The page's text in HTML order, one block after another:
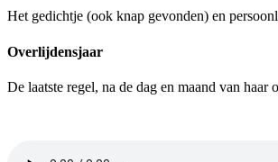
Het gedichtje (ook knap gevonden) en
Overlijdensjaar
De laatste regel, na de dag en maand van haar